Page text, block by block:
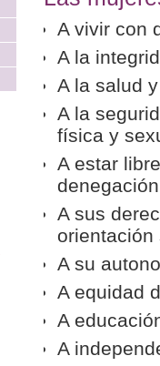
A vivir con
A la
A la salud
A la
física y
A estar
A sus
orientación
A su
A equidad
A
A